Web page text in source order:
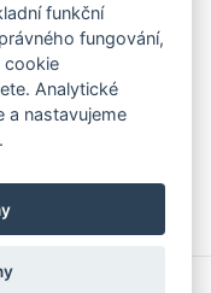
Brně,
Fakulta
architektury
funkční
fungování,
cookie
Analytické
a nastavujeme